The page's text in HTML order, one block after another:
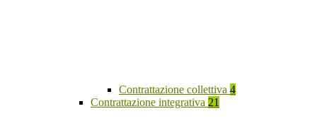
Contrattazione collettiva 4
Contrattazione integrativa 21